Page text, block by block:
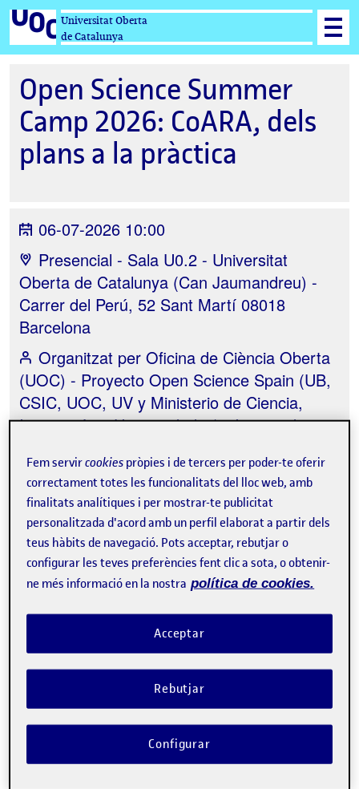
Universitat Oberta
de Catalunya
Open Science Summer
Camp 2026: CoARA, dels
plans a la pràctica
06-07-2026 10:00
Presencial - Sala U0.2 - Universitat
Oberta de Catalunya (Can Jaumandreu) -
Carrer del Perú, 52 Sant Martí 08018
Barcelona
Organitzat per Oficina de Ciència Oberta
(UOC) - Proyecto Open Science Spain (UB,
CSIC, UOC, UV y Ministerio de Ciencia,
Innovación y Universidades) - Institut de
OpenEU
Programa Hora local de l'esdeveniment
Pla de Coneixement Obert de la UOC
A càrrec de:Jordi Pallarès Llorens,Director de
l'Oficina de Ciència Oberta de la UOC. Amb la
benvinguda institucional deXavier
Vilajosana,Vicerector de Recerca, Transferència i
Fem servircookies pròpies i de tercers per poder-te oferir
correctament totes les funcionalitats del lloc web, amb
finalitats analítiques i per mostrar-te publicitat
personalitzada d'acord amb un perfil elaborat a partir dels
teus hàbits de navegació. Pots acceptar, rebutjar o
configurar les teves preferències fent clic a sota, o obtenir-
ne més informació en la nostra política de cookies.
Rebutjar
Acceptar
Configurar